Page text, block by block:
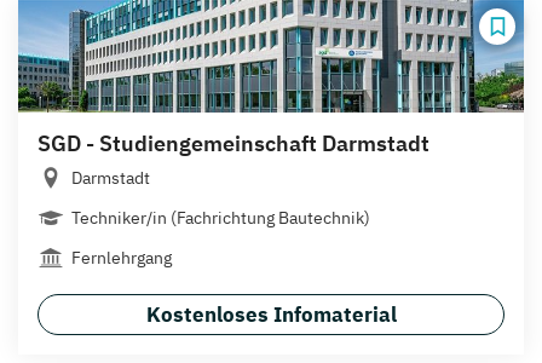
SGD - Studiengemeinschaft Darmstadt
Darmstadt
Techniker/in (Fachrichtung Bautechnik)
Fernlehrgang
Kostenloses Infomaterial